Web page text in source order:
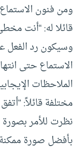
ومن فنون
قائلا له: “أنت
وسيكون رد الفعل
الاستماع حتى
الملاحظات
مختلفة قائلاً:
نظرت للأمر
بأفضل صورة